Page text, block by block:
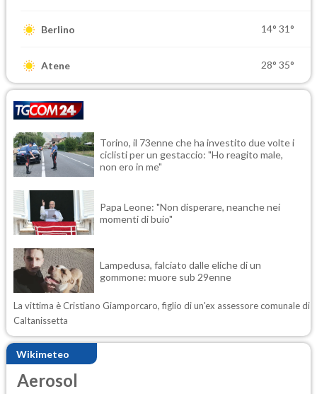
Berlino 14° 31°
Atene 28° 35°
Torino, il 73enne che ha investito due volte i
ciclisti per un gestaccio: "Ho reagito male,
non ero in me"
Papa Leone: "Non disperare, neanche nei
momenti di buio"
Lampedusa, falciato dalle eliche di un
gommone: muore sub 29enne
La vittima è Cristiano Giamporcaro, figlio di un'ex assessore comunale di
Caltanissetta
Wikimeteo
Aerosol